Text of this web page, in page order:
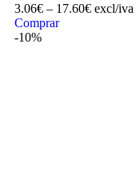
3.06€ – 17.60€ excl/iva
Comprar
-10%